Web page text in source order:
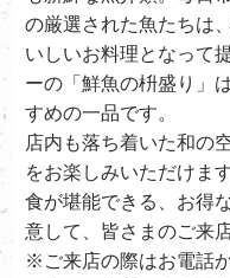
の厳選された魚たちは
いしいお料理となって
ーの「鮮魚の枡盛り」
すめの一品です。
店内も落ち着いた和の
をお楽しみいただけま
食が堪能できる、お得
意して、皆さまのご来
※ご来店の際はお電話